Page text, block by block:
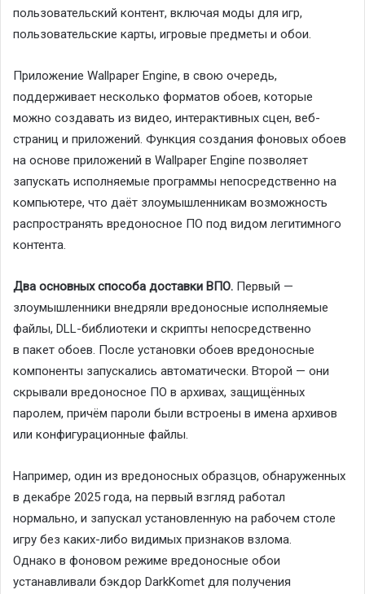
пользовательский контент, включая моды для игр,
пользовательские карты, игровые предметы и обои.
Приложение Wallpaper Engine, в свою очередь,
поддерживает несколько форматов обоев, которые
можно создавать из видео, интерактивных сцен, веб-
страниц и приложений. Функция создания фоновых обоев
на основе приложений в Wallpaper Engine позволяет
запускать исполняемые программы непосредственно на
компьютере, что даёт злоумышленникам возможность
распространять вредоносное ПО под видом легитимного
контента.
Два основных способа доставки ВПО. Первый —
злоумышленники внедряли вредоносные исполняемые
файлы, DLL-библиотеки и скрипты непосредственно
в пакет обоев. После установки обоев вредоносные
компоненты запускались автоматически. Второй — они
скрывали вредоносное ПО в архивах, защищённых
паролем, причём пароли были встроены в имена архивов
или конфигурационные файлы.
Например, один из вредоносных образцов, обнаруженных
в декабре 2025 года, на первый взгляд работал
нормально, и запускал установленную на рабочем столе
игру без каких-либо видимых признаков взлома.
Однако в фоновом режиме вредоносные обои
устанавливали бэкдор DarkKomet для получения